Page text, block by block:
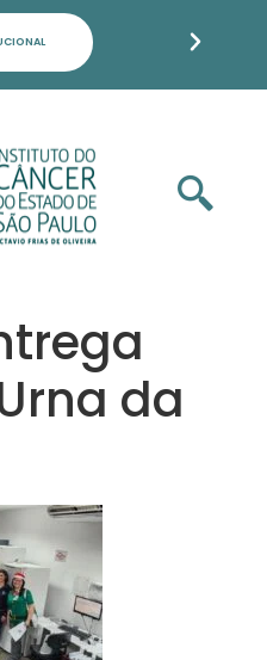
FAMILIARES E POPULAÇÃO
da